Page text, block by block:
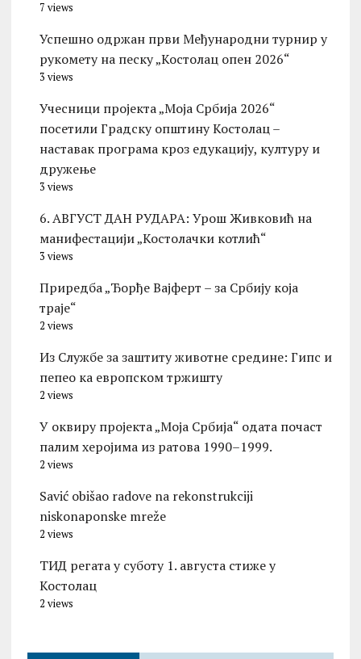
7 views
Успешно одржан први Међународни турнир у
рукомету на песку „Костолац опен 2026“
3 views
Учесници пројекта „Моја Србија 2026“
посетили Градску општину Костолац –
наставак програма кроз едукацију, културу и
дружење
3 views
6. АВГУСТ ДАН РУДАРА: Урош Живковић на
манифестацији „Костолачки котлић“
3 views
Приредба „Ђорђе Вајферт – за Србију која
траје“
2 views
Из Службе за заштиту животне средине: Гипс и
пепео ка европском тржишту
2 views
У оквиру пројекта „Моја Србија“ одата почаст
палим херојима из ратова 1990–1999.
2 views
Savić obišao radove na rekonstrukciji
niskonaponske mreže
2 views
ТИД регата у суботу 1. августа стиже у
Костолац
2 views